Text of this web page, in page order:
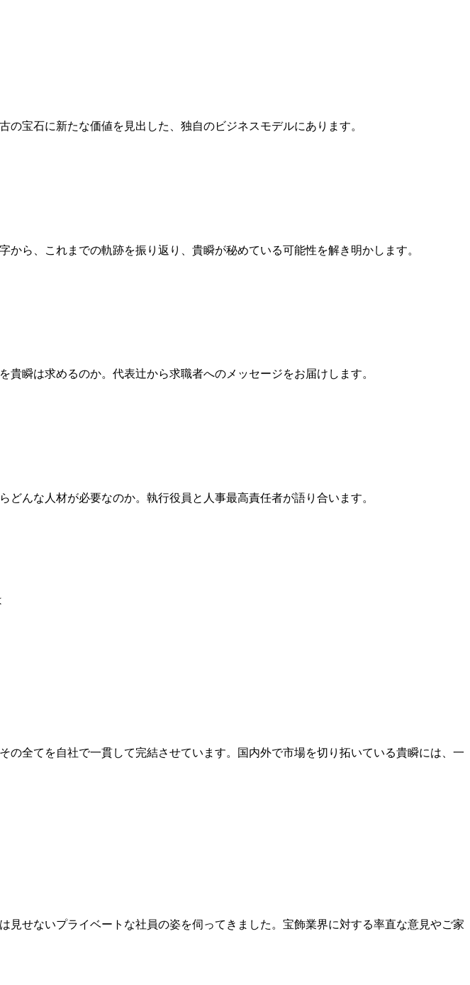
宝石に新たな価値を見出した、独自のビジネスモデルにあります。
ら、これまでの軌跡を振り返り、貴瞬が秘めている可能性を解き明かします。
瞬は求めるのか。代表辻から求職者へのメッセージをお届けします。
んな人材が必要なのか。執行役員と人事最高責任者が語り合います。
全てを自社で一貫して完結させています。国内外で市場を切り拓いている貴瞬には、一
せないプライベートな社員の姿を伺ってきました。宝飾業界に対する率直な意見やご家